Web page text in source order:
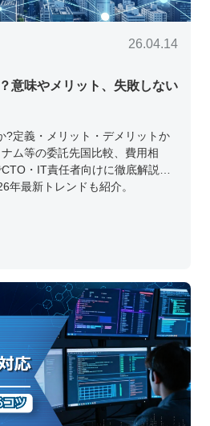
26.04.14
意味やメリット、失敗しない
?定義・メリット・デメリットか
ム等の委託先国比較、費用相
・IT責任者向けに徹底解説。
年最新トレンドも紹介。